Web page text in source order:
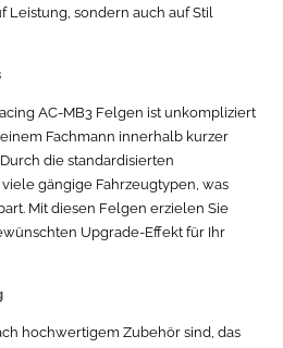
Leistung, sondern auch auf Stil
AC-MB3 Felgen ist unkompliziert
Fachmann innerhalb kurzer
die standardisierten
gängige Fahrzeugtypen, was
Mit diesen Felgen erzielen Sie
Upgrade-Effekt für Ihr
hochwertigem Zubehör sind, das